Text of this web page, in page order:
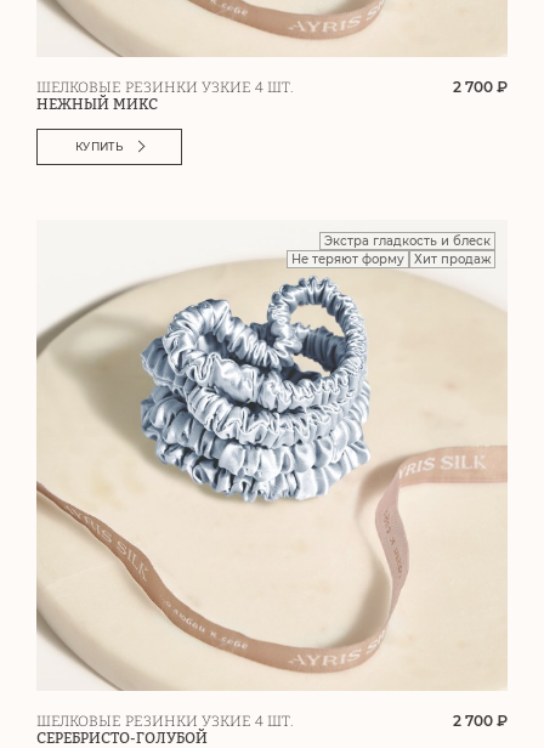
ШЕЛКОВЫЕ РЕЗИНКИ УЗКИЕ 4 ШТ.
НЕЖНЫЙ МИКС
2 700 ₽
КУПИТЬ
Экстра гладкость и блеск
Не теряют форму
Хит продаж
ШЕЛКОВЫЕ РЕЗИНКИ УЗКИЕ 4 ШТ.
СЕРЕБРИСТО-ГОЛУБОЙ
2 700 ₽